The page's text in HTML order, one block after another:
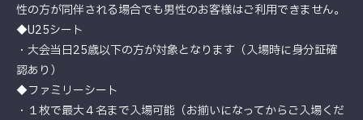
性の方が同伴される場合でも男性のお客様はご利用できません。
◆U25シート
・大会当日25歳以下の方が対象となります（入場時に身分証確
認あり）
◆ファミリーシート
・１枚で最大４名まで入場可能（お揃いになってからご入場くだ